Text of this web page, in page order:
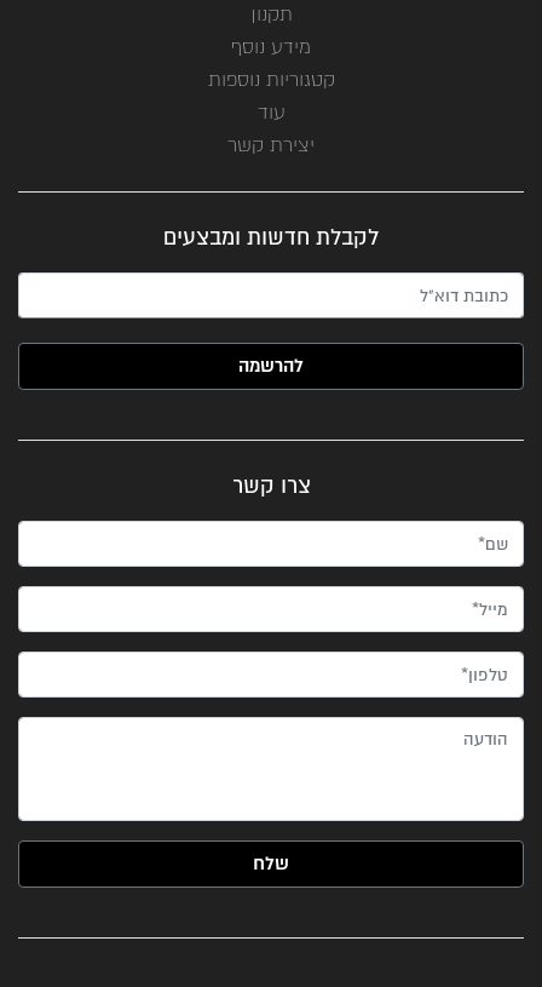
תקנון
מידע נוסף
קטגוריות נוספות
עוד
יצירת קשר
לקבלת חדשות ומבצעים
האימייל שלך (חובה)
צרו קשר